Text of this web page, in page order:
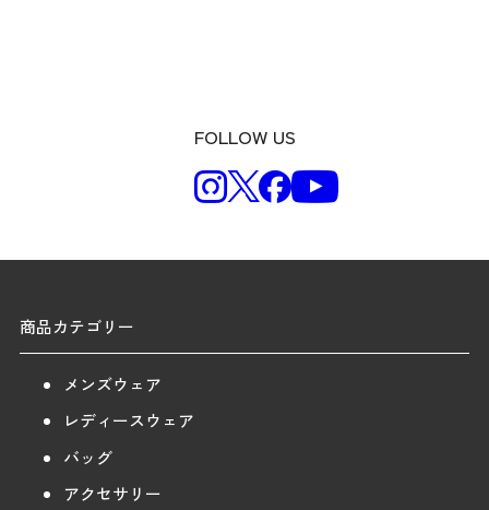
FOLLOW US
商品カテゴリー
メンズウェア
レディースウェア
バッグ
アクセサリー